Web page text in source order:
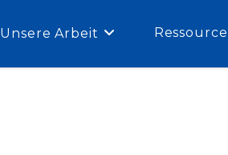
Unsere Arbeit